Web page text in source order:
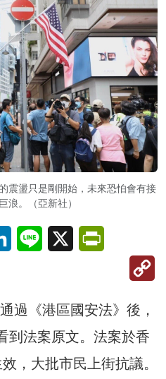
震盪只是剛開始，未來恐怕會有接
浪。（亞新社）
LinkedInLine X
過《港區國安法》後，
到法案原文。法案於香
，大批市民上街抗議。